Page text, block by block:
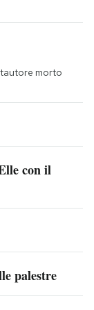
morto
con il
palestre